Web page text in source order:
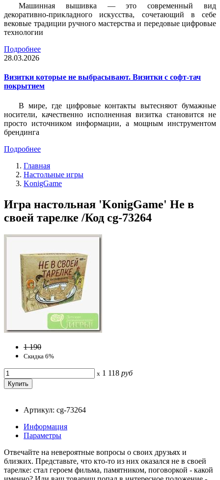
Машинная вышивка — это современный вид
декоративно-прикладного искусства, сочетающий в себе
вековые традиции ручного мастерства и передовые цифровые
технологии
Подробнее
28.03.2026
Визитки которые не выбрасывают. Визитки с софт-тач
покрытием
В мире, где цифровые контакты вытесняют бумажные
носители, качественно исполненная визитка становится не
просто источником информации, а мощным инструментом
брендинга
Подробнее
Главная
Настольные игры
KonigGame
Игра настольная 'KonigGame' Не в
своей тарелке /Код cg-73264
1 190
Скидка 6%
x 1 118 руб
Артикул: cg-73264
Информация
Параметры
Отвечайте на невероятные вопросы о своих друзьях и
близких. Представьте, что кто-то из них оказался не в своей
тарелке: стал героем фильма, памятником, поговоркой - какой